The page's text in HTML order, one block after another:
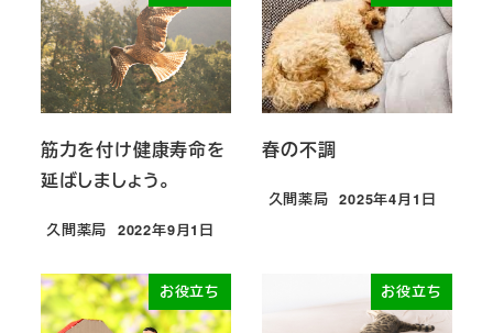
筋力を付け健康寿命を
延ばしましょう。
久間薬局
投稿日
2022年9月1日
春の不調
久間薬局
投稿日
2025年4月1日
お役立ち お役立ち